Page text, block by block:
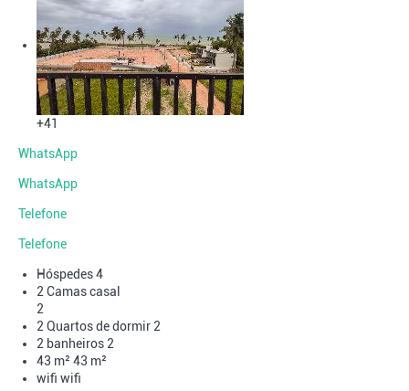
+41
WhatsApp
WhatsApp
Telefone
Telefone
Hóspedes4
2 Camas casal
2
2 Quartos de dormir 2
2 banheiros 2
43 m² 43 m²
wifi wifi